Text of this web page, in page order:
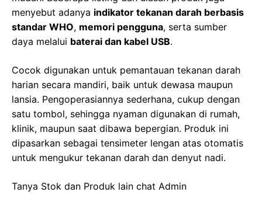
menyebut adanya indikator tekanan darah berbasis
standar WHO, memori pengguna, serta sumber
daya melalui baterai dan kabel USB.
Cocok digunakan untuk pemantauan tekanan darah
harian secara mandiri, baik untuk dewasa maupun
lansia. Pengoperasiannya sederhana, cukup dengan
satu tombol, sehingga nyaman digunakan di rumah,
klinik, maupun saat dibawa bepergian. Produk ini
dipasarkan sebagai tensimeter lengan atas otomatis
untuk mengukur tekanan darah dan denyut nadi.
Tanya Stok dan Produk lain chat Admin